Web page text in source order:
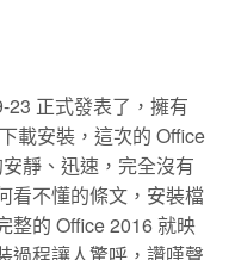
23 正式發表了，擁有
載安裝，這次的 Office
靜、迅速，完全沒有
看不懂的條文，安裝檔
整的 Office 2016 就映
過程讓人驚呼，讚嘆聲